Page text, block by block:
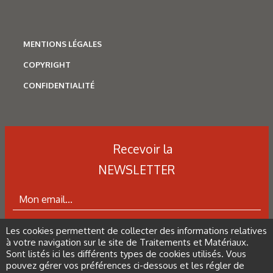
avec 15 % de graphite.
Figure 14 : état des revêtements après polissage.
Figure 15 : Dommage au revêtement par projection de
céramique causé par l’enrobage à chaud.
Figure 17 : Revêtement WC/Co par projection de plasma en
fond clair.
MENTIONS LÉGALES
COPYRIGHT
CONFIDENTIALITÉ
Recevoir la
NEWSLETTER
ABONNEZ-VOUS À LA NEWSLETTER
Les cookies permettent de collecter des informations relatives
à votre navigation sur le site de Traitements et Matériaux.
Sont listés ici les différents types de cookies utilisés. Vous
pouvez gérer vos préférences ci-dessous et les régler de